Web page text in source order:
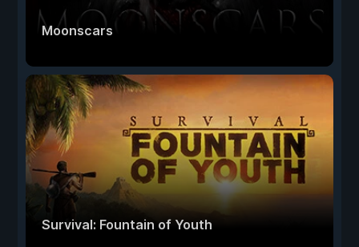
Moonscars
Survival: Fountain of Youth